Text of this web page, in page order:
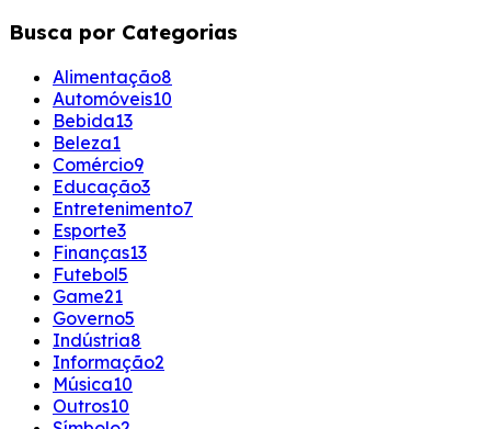
Busca por Categorias
Alimentação8
Automóveis10
Bebida13
Beleza1
Comércio9
Educação3
Entretenimento7
Esporte3
Finanças13
Futebol5
Game21
Governo5
Indústria8
Informação2
Música10
Outros10